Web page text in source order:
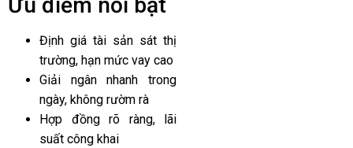
Định giá tài sản sát thị
trường, hạn mức vay cao
Giải ngân nhanh trong
ngày, không rườm rà
Hợp đồng rõ ràng, lãi
suất công khai